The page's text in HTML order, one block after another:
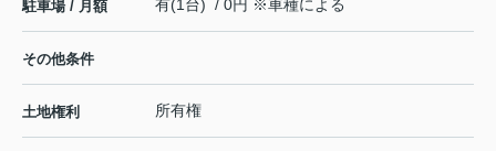
駐車場 / 月額 有(1台) / 0円 ※車種による
その他条件
土地権利 所有権